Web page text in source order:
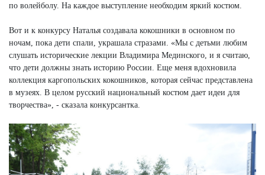
по волейболу. На каждое выступление необходим яркий костюм.
Вот и к конкурсу Наталья создавала кокошники в основном по
ночам, пока дети спали, украшала стразами. «Мы с детьми любим
слушать исторические лекции Владимира Мединского, и я считаю,
что дети должны знать историю России. Еще меня вдохновила
коллекция каргопольских кокошников, которая сейчас представлена
в музеях. В целом русский национальный костюм дает идеи для
творчества», - сказала конкурсантка.